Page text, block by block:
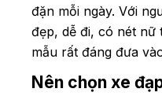
đặn mỗi ngày. Với
đẹp, dễ đi, có nét
mẫu rất đáng đưa
Nên chọn xe